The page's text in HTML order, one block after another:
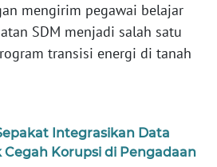
mengirim pegawai belajar
SDM menjadi salah satu
transisi energi di tanah
Integrasikan Data
Korupsi di Pengadaan